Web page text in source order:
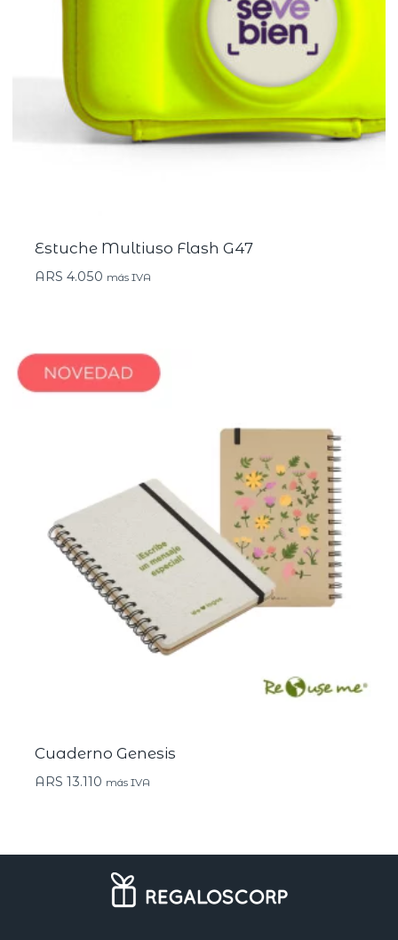
Estuche Multiuso Flash G47
ARS 4.050 más IVA
Cuaderno Genesis
ARS 13.110 más IVA